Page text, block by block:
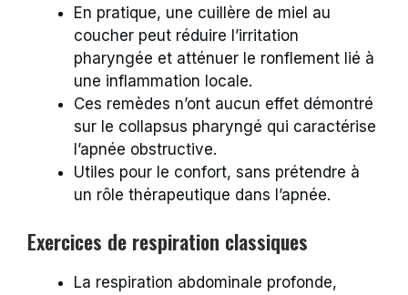
En pratique, une cuillère de miel au
coucher peut réduire l’irritation
pharyngée et atténuer le ronflement lié à
une inflammation locale.
Ces remèdes n’ont aucun effet démontré
sur le collapsus pharyngé qui caractérise
l’apnée obstructive.
Utiles pour le confort, sans prétendre à
un rôle thérapeutique dans l’apnée.
Exercices de respiration classiques
La respiration abdominale profonde,